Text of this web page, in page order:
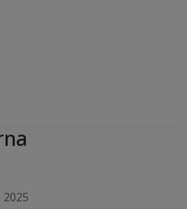
2025